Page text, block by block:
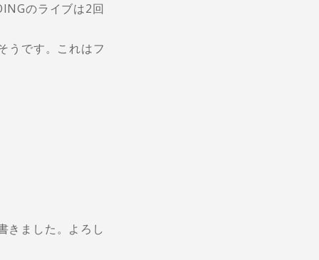
のライブは2回
うです。これはフ
きました。よろし